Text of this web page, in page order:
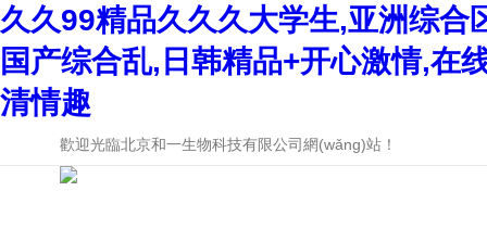
久久99精品久久久大学生,亚洲综
国产综合乱,日韩精品+开心激情,在
清情趣
歡迎光臨北京和一生物科技有限公司網(wǎng)站！